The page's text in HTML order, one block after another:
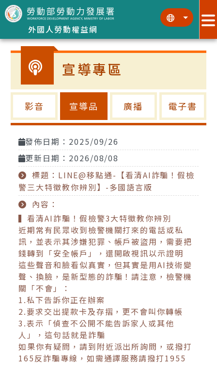
跳到主要內容區塊
外國人勞動權益網
::: :::
宣導專區
影音 宣導品 廣播 電子書
發佈日期：2025/09/26
更新日期：2026/08/08
標題：LINE@移點通-【看清AI詐騙！假檢
警三大特徵教你辨別】-多國語言版
內容：
▍看清AI詐騙！假檢警3大特徵教你辨別
近期常有民眾收到檢警機關打來的電話或私
訊，並表示其涉嫌犯罪、帳戶被盜用，需要把
錢轉到「安全帳戶」，還開啟視訊以示證明
這些聲音和臉看似真實，但其實是用AI技術變
聲、換臉，是新型態的詐騙！請注意，檢警機
關「不會」：
1.私下告訴你正在辦案
2.要求交出提款卡及存摺，更不會叫你轉帳
3.表示「偵查不公開不能告訴家人或其他
人」，這句話就是詐騙
如果你有疑問，請到附近派出所詢問，或撥打
165反詐騙專線，如需通譯服務請撥打1955